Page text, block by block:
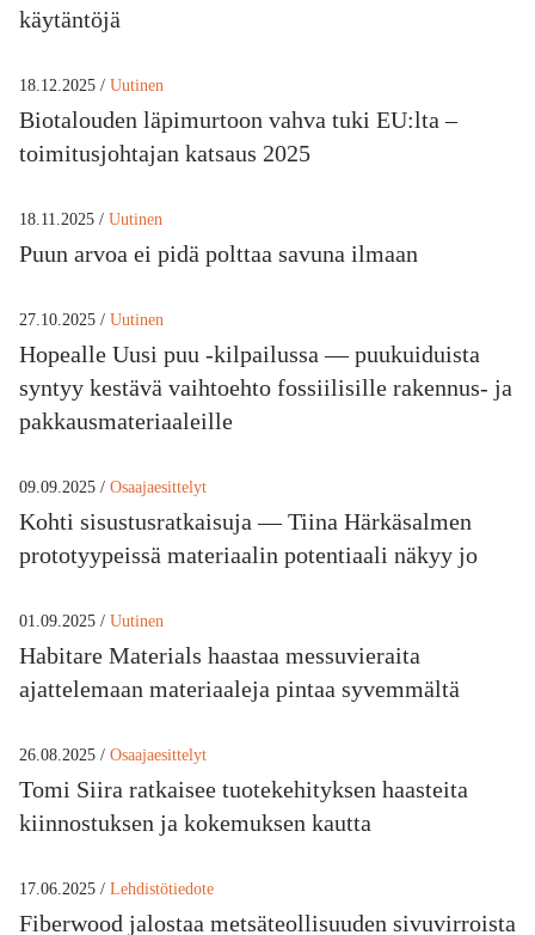
käytäntöjä
18.12.2025 / Uutinen
Biotalouden läpimurtoon vahva tuki EU:lta –
toimitusjohtajan katsaus 2025
18.11.2025 / Uutinen
Puun arvoa ei pidä polttaa savuna ilmaan
27.10.2025 / Uutinen
Hopealle Uusi puu -kilpailussa — puukuiduista
syntyy kestävä vaihtoehto fossiilisille rakennus- ja
pakkausmateriaaleille
09.09.2025 / Osaajaesittelyt
Kohti sisustusratkaisuja — Tiina Härkäsalmen
prototyypeissä materiaalin potentiaali näkyy jo
01.09.2025 / Uutinen
Habitare Materials haastaa messuvieraita
ajattelemaan materiaaleja pintaa syvemmältä
26.08.2025 / Osaajaesittelyt
Tomi Siira ratkaisee tuotekehityksen haasteita
kiinnostuksen ja kokemuksen kautta
17.06.2025 / Lehdistötiedote
Fiberwood jalostaa metsäteollisuuden sivuvirroista